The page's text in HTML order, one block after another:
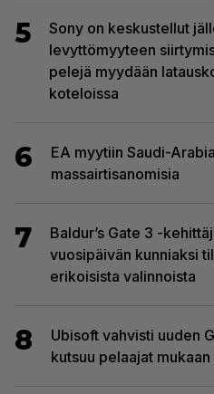
5
Sony on keskustellut
levyttömyyteen
pelejä myydään
koteloissa
6
EA myytiin Saudi-
massairtisanomisia
7
Baldur’s Gate 3 -
vuosipäivän kunniaksi
erikoisista valinnoista
8
Ubisoft vahvisti uuden
kutsuu pelaajat